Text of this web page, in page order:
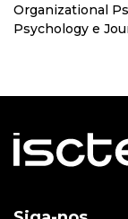
Organizational
Psychology e